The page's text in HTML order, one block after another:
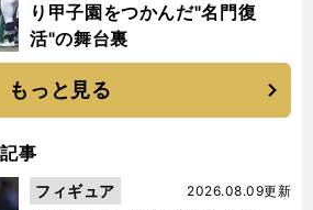
り甲子園をつかんだ"名門復
活"の舞台裏
もっと見る
事
2026.08.09更新
フィギュア